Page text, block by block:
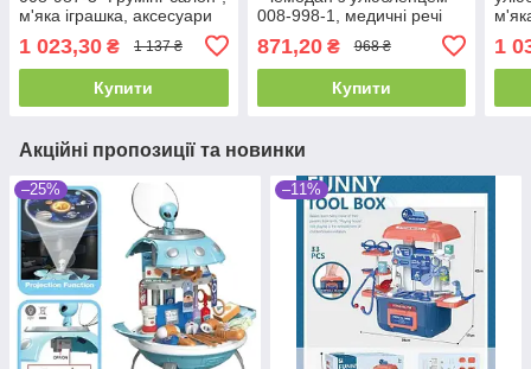
м'яка іграшка, аксесуари
1 023,30 ₴ 1 137 ₴
Купити
008-998-1, медичні речі
871,20₴ 968 ₴
Купити
1
Акційні пропозиції та новинки
–25% –11%